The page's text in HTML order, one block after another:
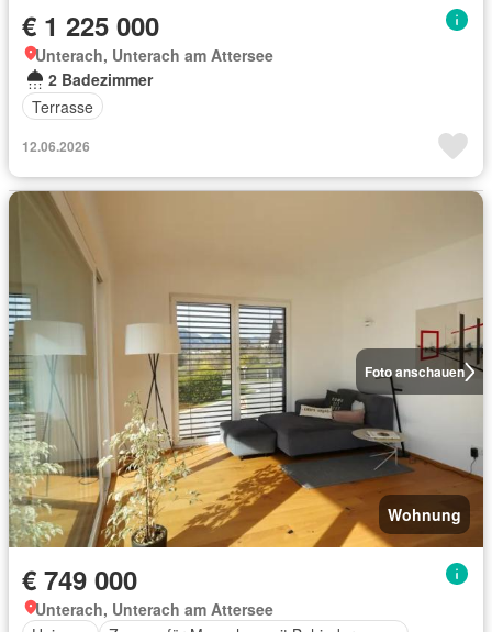
€ 1 225 000
Unterach, Unterach am Attersee
2 Badezimmer
Terrasse
12.06.2026
Foto anschauen
Wohnung
€ 749 000
Unterach, Unterach am Attersee